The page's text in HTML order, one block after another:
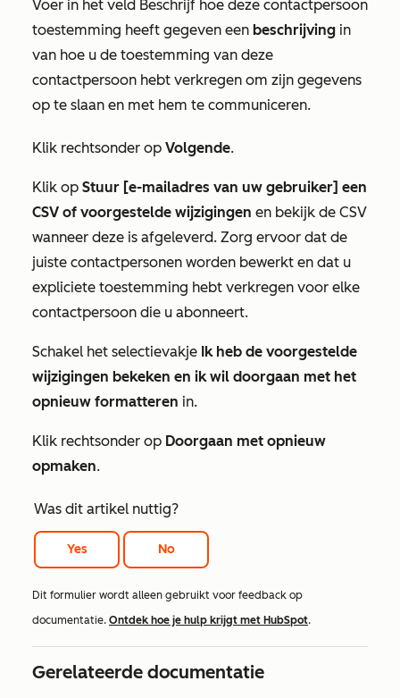
Voer in het veld Beschrijf hoe deze contactpersoon
toestemming heeft gegeven een beschrijving in
van hoe u de toestemming van deze
contactpersoon hebt verkregen om zijn gegevens
op te slaan en met hem te communiceren.
Klik rechtsonder op Volgende.
Klik op Stuur [e-mailadres van uw gebruiker] een
CSV of voorgestelde wijzigingen en bekijk de CSV
wanneer deze is afgeleverd. Zorg ervoor dat de
juiste contactpersonen worden bewerkt en dat u
expliciete toestemming hebt verkregen voor elke
contactpersoon die u abonneert.
Schakel het selectievakje Ik heb de voorgestelde
wijzigingen bekeken en ik wil doorgaan met het
opnieuw formatteren in.
Klik rechtsonder op Doorgaan met opnieuw
opmaken.
Was dit artikel nuttig?
Yes No
Dit formulier wordt alleen gebruikt voor feedback op
documentatie. Ontdek hoe je hulp krijgt met HubSpot.
Gerelateerde documentatie